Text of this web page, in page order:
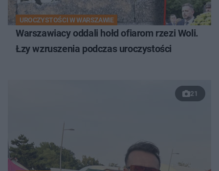
UROCZYSTOŚCI W WARSZAWIE
Warszawiacy oddali hołd ofiarom rzezi Woli.
Łzy wzruszenia podczas uroczystości
21